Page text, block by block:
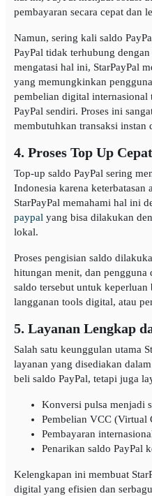
pembayaran secara cepat dan
Namun, sering kali saldo
PayPal tidak terhubung
mengatasi hal ini, StarPayPal
yang memungkinkan
pembelian digital internasional
PayPal sendiri. Proses ini
membutuhkan transaksi instan
4. Proses Top Up
Top-up saldo PayPal sering
Indonesia karena keterbatasan
StarPayPal memahami hal ini
paypal yang bisa dilakukan
lokal.
Proses pengisian saldo
hitungan menit, dan pengguna
saldo tersebut untuk
langganan tools digital, atau
5. Layanan Lengkap
Salah satu keunggulan utama
layanan yang disediakan
beli saldo PayPal, tetapi juga
Konversi pulsa menjadi
Pembelian VCC (Virtual
Pembayaran
Penarikan saldo PayPal
Kelengkapan ini membuat
digital yang efisien dan